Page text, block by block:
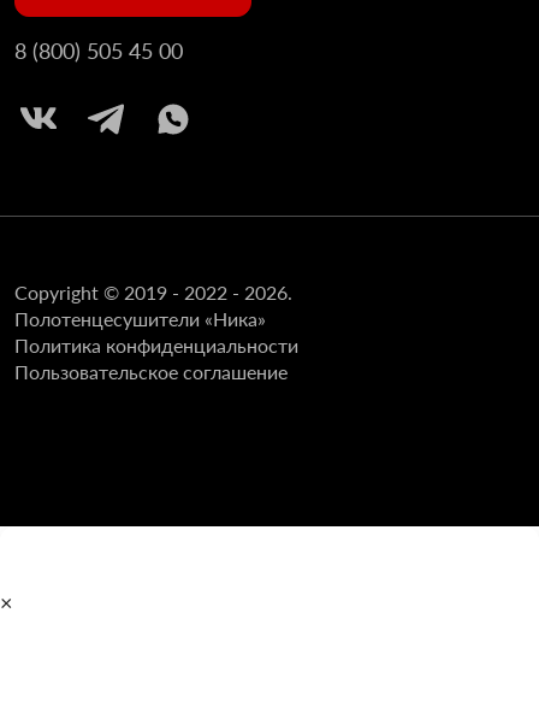
8 (800) 505 45 00
Copyright © 2019 - 2022 - 2026.
Полотенцесушители «Ника»
Политика конфиденциальности
Пользовательское соглашение
×